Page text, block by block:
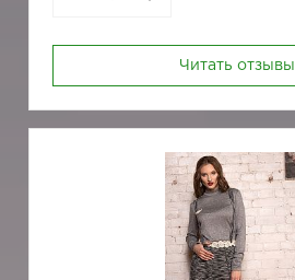
Читать отзывы